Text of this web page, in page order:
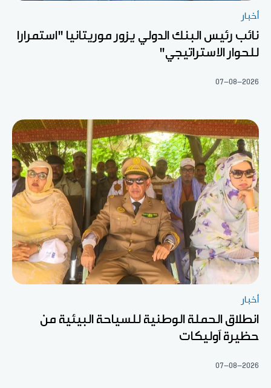
أخبار
نائب رئيس البنك الدولي يزور موريتانيا "استمرارا
للحوار الاستراتيجي"
07-08-2026
أخبار
انطلاق الحملة الوطنية للسياحة البيئية من
حظيرة آوليكات
07-08-2026